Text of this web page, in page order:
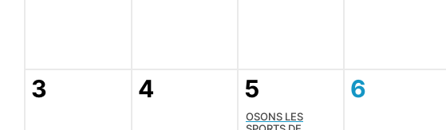
3 4 5
OSONS LES
6